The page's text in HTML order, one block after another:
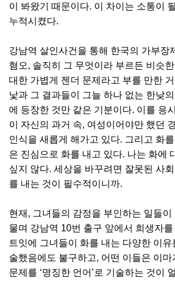
이 봐왔기 때문이다. 이 차이는 소통이
누적시켰다.
강남역 살인사건을 통해 한국의 가부장
혐오, 솔직히 그 무엇이라 부르든 비슷
대한 가볍게 젠더 문제라고 부를 만한
낯과 그 결과들이 그늘 하나 없는 한낮
에 등장한 것만 같은 기분이다. 이를 응
이 자신의 과거 속, 여성이어야만 했던
인식을 새롭게 해가고 있다. 그리고 화
은 진심으로 화를 내고 있다. 나는 화에
싶지 않다. 세상을 바꾸려면 잘못된 사
를 내는 것이 필수적이니까.
현재, 그녀들의 감정을 부인하는 일들
물며 강남역 10번 출구 앞에서 희생자
트잇에 그녀들이 화를 내는 다양한 이유
술했음에도 불구하고, 어떤 이들은 이마
문제를 ‘명징한 언어’로 기술하는 것이